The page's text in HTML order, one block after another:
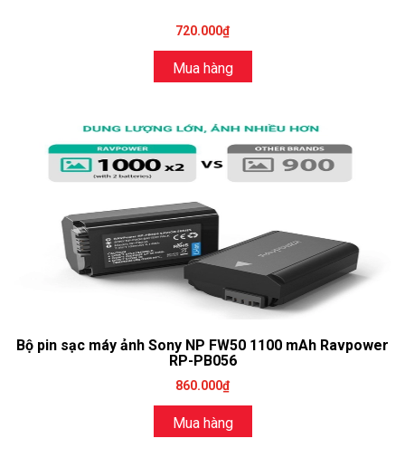
720.000₫
Mua hàng
Bộ pin sạc máy ảnh Sony NP FW50 1100 mAh Ravpower
RP-PB056
860.000₫
Mua hàng